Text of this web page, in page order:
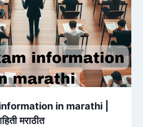
in marathi |
मराठीत